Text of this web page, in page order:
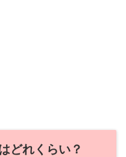
どれくらい？